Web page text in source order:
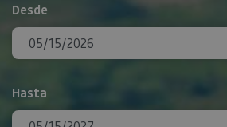
Desde
Hasta